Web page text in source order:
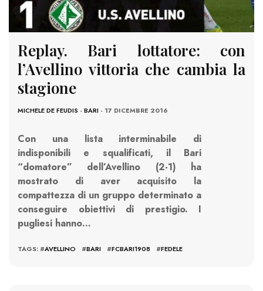
Replay. Bari lottatore: con
l’Avellino vittoria che cambia la
stagione
MICHELE DE FEUDIS - BARI - 17 DICEMBRE 2016
Con una lista interminabile di
indisponibili e squalificati, il Bari
“domatore” dell’Avellino (2-1) ha
mostrato di aver acquisito la
compattezza di un gruppo determinato a
conseguire obiettivi di prestigio. I
pugliesi hanno…
TAGS: #AVELLINO #BARI #FCBARI1908 #FEDELE